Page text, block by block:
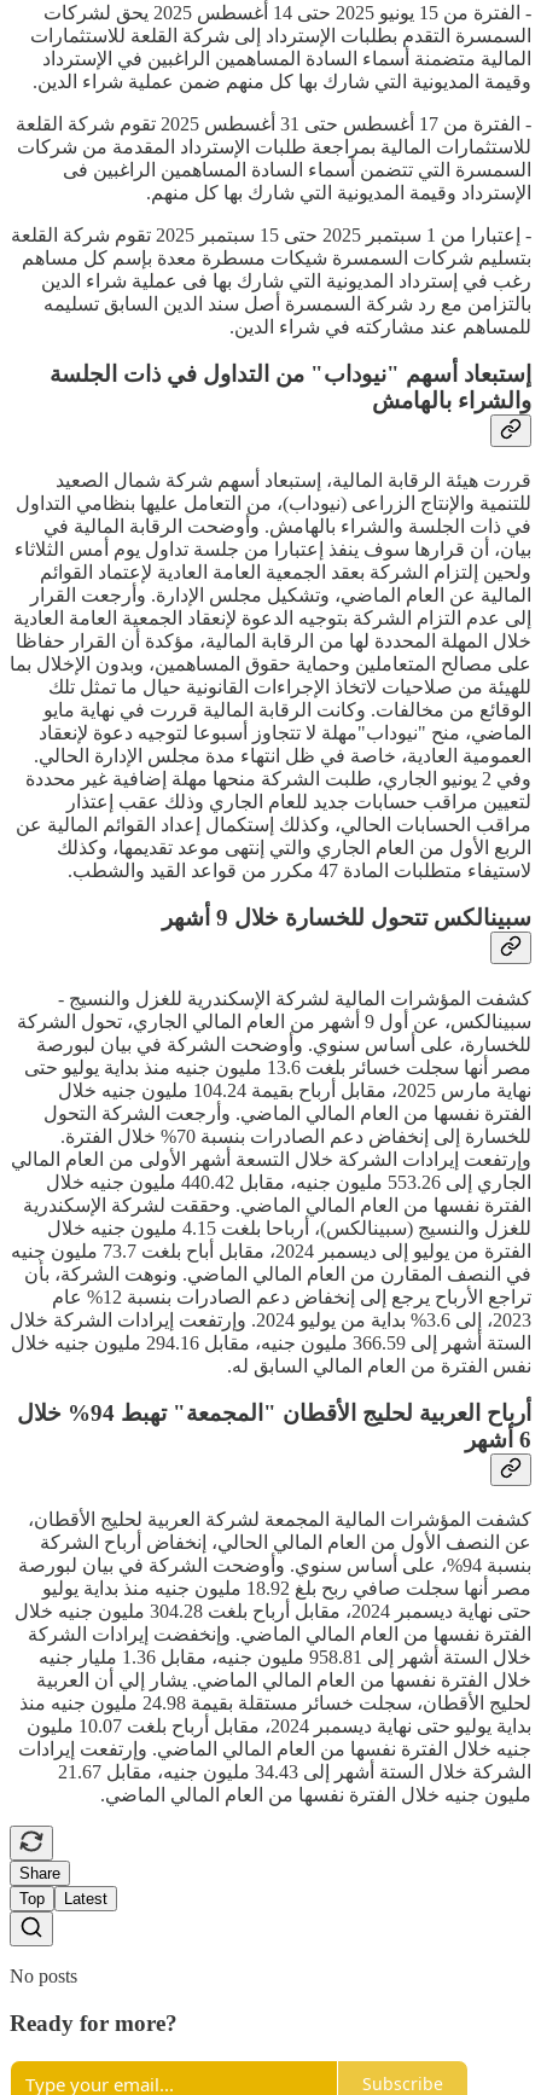
- الفترة من 15 يونيو 2025 حتى 14 أغسطس 2025 يحق لشركات
السمسرة التقدم بطلبات الإسترداد إلى شركة القلعة للاستثمارات
المالية متضمنة أسماء السادة المساهمين الراغبين في الإسترداد
وقيمة المديونية التي شارك بها كل منهم ضمن عملية شراء الدين.
- الفترة من 17 أغسطس حتى 31 أغسطس 2025 تقوم شركة القلعة
للاستثمارات المالية بمراجعة طلبات الإسترداد المقدمة من شركات
السمسرة التي تتضمن أسماء السادة المساهمين الراغبين فى
الإسترداد وقيمة المديونية التي شارك بها كل منهم.
- إعتبارا من 1 سبتمبر 2025 حتى 15 سبتمبر 2025 تقوم شركة القلعة
بتسليم شركات السمسرة شيكات مسطرة معدة بإسم كل مساهم
رغب في إسترداد المديونية التي شارك بها فى عملية شراء الدين
بالتزامن مع رد شركة السمسرة أصل سند الدين السابق تسليمه
للمساهم عند مشاركته في شراء الدين.
إستبعاد أسهم "نيوداب" من التداول في ذات الجلسة
والشراء بالهامش
قررت هيئة الرقابة المالية، إستبعاد أسهم شركة شمال الصعيد
للتنمية والإنتاج الزراعى (نيوداب)، من التعامل عليها بنظامي التداول
في ذات الجلسة والشراء بالهامش. وأوضحت الرقابة المالية في
بيان، أن قرارها سوف ينفذ إعتبارا من جلسة تداول يوم أمس الثلاثاء
ولحين إلتزام الشركة بعقد الجمعية العامة العادية لإعتماد القوائم
المالية عن العام الماضي، وتشكيل مجلس الإدارة. وأرجعت القرار
إلى عدم التزام الشركة بتوجيه الدعوة لإنعقاد الجمعية العامة العادية
خلال المهلة المحددة لها من الرقابة المالية، مؤكدة أن القرار حفاظا
على مصالح المتعاملين وحماية حقوق المساهمين، وبدون الإخلال بما
للهيئة من صلاحيات لاتخاذ الإجراءات القانونية حيال ما تمثل تلك
الوقائع من مخالفات. وكانت الرقابة المالية قررت في نهاية مايو
الماضي، منح "نيوداب"مهلة لا تتجاوز أسبوعا لتوجيه دعوة لإنعقاد
العمومية العادية، خاصة في ظل انتهاء مدة مجلس الإدارة الحالي.
وفي 2 يونيو الجاري، طلبت الشركة منحها مهلة إضافية غير محددة
لتعيين مراقب حسابات جديد للعام الجاري وذلك عقب إعتذار
مراقب الحسابات الحالي، وكذلك إستكمال إعداد القوائم المالية عن
الربع الأول من العام الجاري والتي إنتهى موعد تقديمها، وكذلك
لاستيفاء متطلبات المادة 47 مكرر من قواعد القيد والشطب.
سبينالكس تتحول للخسارة خلال 9 أشهر
كشفت المؤشرات المالية لشركة الإسكندرية للغزل والنسيج -
سبينالكس، عن أول 9 أشهر من العام المالي الجاري، تحول الشركة
للخسارة، على أساس سنوي. وأوضحت الشركة في بيان لبورصة
مصر أنها سجلت خسائر بلغت 13.6 مليون جنيه منذ بداية يوليو حتى
نهاية مارس 2025، مقابل أرباح بقيمة 104.24 مليون جنيه خلال
الفترة نفسها من العام المالي الماضي. وأرجعت الشركة التحول
للخسارة إلى إنخفاض دعم الصادرات بنسبة 70% خلال الفترة.
وإرتفعت إيرادات الشركة خلال التسعة أشهر الأولى من العام المالي
الجاري إلى 553.26 مليون جنيه، مقابل 440.42 مليون جنيه خلال
الفترة نفسها من العام المالي الماضي. وحققت لشركة الإسكندرية
للغزل والنسيج (سبينالكس)، أرباحا بلغت 4.15 مليون جنيه خلال
الفترة من يوليو إلى ديسمبر 2024، مقابل أباح بلغت 73.7 مليون جنيه
في النصف المقارن من العام المالي الماضي. ونوهت الشركة، بأن
تراجع الأرباح يرجع إلى إنخفاض دعم الصادرات بنسبة 12% عام
2023، إلى 3.6% بداية من يوليو 2024. وإرتفعت إيرادات الشركة خلال
الستة أشهر إلى 366.59 مليون جنيه، مقابل 294.16 مليون جنيه خلال
نفس الفترة من العام المالي السابق له.
أرباح العربية لحليج الأقطان "المجمعة" تهبط 94% خلال
6 أشهر
كشفت المؤشرات المالية المجمعة لشركة العربية لحليج الأقطان،
عن النصف الأول من العام المالي الحالي، إنخفاض أرباح الشركة
بنسبة 94%، على أساس سنوي. وأوضحت الشركة في بيان لبورصة
مصر أنها سجلت صافي ربح بلغ 18.92 مليون جنيه منذ بداية يوليو
حتى نهاية ديسمبر 2024، مقابل أرباح بلغت 304.28 مليون جنيه خلال
الفترة نفسها من العام المالي الماضي. وإنخفضت إيرادات الشركة
خلال الستة أشهر إلى 958.81 مليون جنيه، مقابل 1.36 مليار جنيه
خلال الفترة نفسها من العام المالي الماضي. يشار إلي أن العربية
لحليج الأقطان، سجلت خسائر مستقلة بقيمة 24.98 مليون جنيه منذ
بداية يوليو حتى نهاية ديسمبر 2024، مقابل أرباح بلغت 10.07 مليون
جنيه خلال الفترة نفسها من العام المالي الماضي. وإرتفعت إيرادات
الشركة خلال الستة أشهر إلى 34.43 مليون جنيه، مقابل 21.67
مليون جنيه خلال الفترة نفسها من العام المالي الماضي.
Share
Top
Latest
No posts
Ready for more?
Subscribe